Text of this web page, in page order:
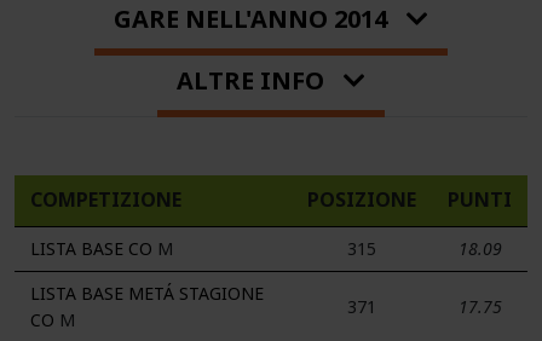
GARE NELL'ANNO 2014
ALTRE INFO
COMPETIZIONE POSIZIONE PUNTI
LISTA BASE CO M 315
18.09
LISTA BASE METÁ STAGIONE
CO M
371 17.75